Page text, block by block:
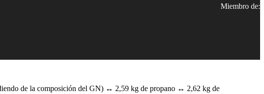
Miembro de:
de la composición del GN) ↔ 2,59 kg de propano ↔ 2,62 kg de